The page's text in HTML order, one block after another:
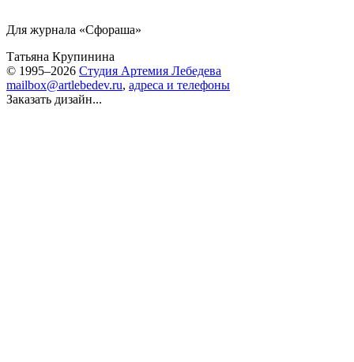
Для журнала «Сфораша»
Татьяна Крупинина
© 1995–2026 Студия Артемия Лебедева
mailbox@artlebedev.ru, адреса и телефоны
Заказать дизайн...